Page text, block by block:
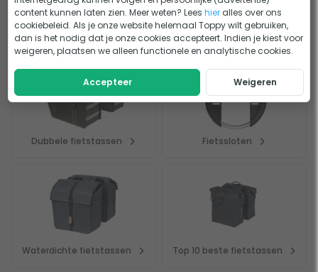
Dit bekeken anderen
Dubbele fietstassen Fietssloten
Waterdichte fietstassen Top 10 beste fietstassen
content kunnen laten zien. Meer weten? Leeshier alles over ons
cookiebeleid. Als je onze website helemaal Toppy wilt gebruiken,
dan is het nodig dat je onze cookies accepteert. Indien je kiest voor
weigeren, plaatsen we alleen functionele en analytische cookies.
Accepteer Weigeren